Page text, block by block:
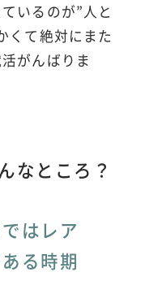
いるのが”人と
くて絶対にまた
がんばりま
なところ？
はレア
る時期